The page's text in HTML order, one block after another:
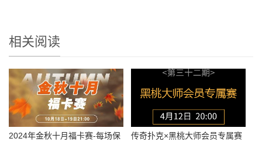
相关阅读
2024年金秋十月福卡赛-每场保
传奇扑克×黑桃大师会员专属赛